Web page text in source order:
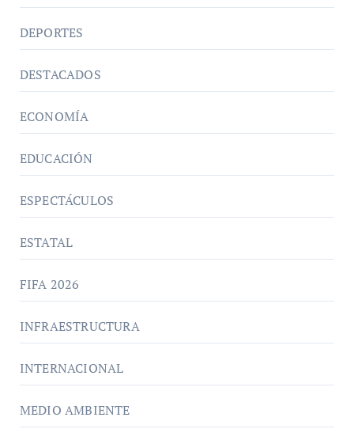
DEPORTES
DESTACADOS
ECONOMÍA
EDUCACIÓN
ESPECTÁCULOS
ESTATAL
FIFA 2026
INFRAESTRUCTURA
INTERNACIONAL
MEDIO AMBIENTE